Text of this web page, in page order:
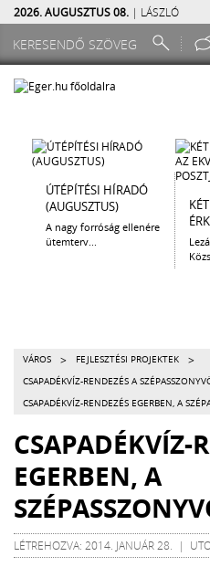
2026. AUGUSZTUS 08. | LÁSZLÓ
ÚTÉPÍTÉSI HÍRADÓ
(AUGUSZTUS)
A nagy forróság ellenére
ütemterv...
VÁROS > FEJLESZTÉSI PROJEKTEK >
CSAPADÉKVÍZ-RENDEZÉS A
CSAPADÉKVÍZ-RENDEZÉS EGERBEN, A
CSAPADÉKVÍZ-
EGERBEN, A
LÉTREHOZVA: 2014. JANUÁR 28. |